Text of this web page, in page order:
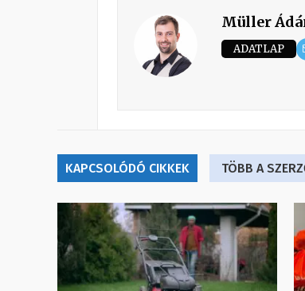
Müller
ADATLAP
KAPCSOLÓDÓ CIKKEK TÖBB A